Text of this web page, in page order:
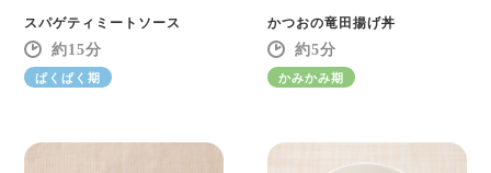
スパゲティミートソース
15
ぱくぱく期
かつおの竜田揚げ丼
5
かみかみ期